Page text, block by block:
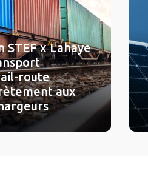
STEF x Lahaye
route
aux